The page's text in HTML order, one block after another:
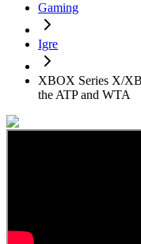
Gaming
Igre
XBOX Series X/
the ATP and WTA